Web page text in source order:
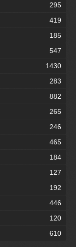
295
419
185
547
1430
283
882
265
246
465
184
127
192
446
120
610